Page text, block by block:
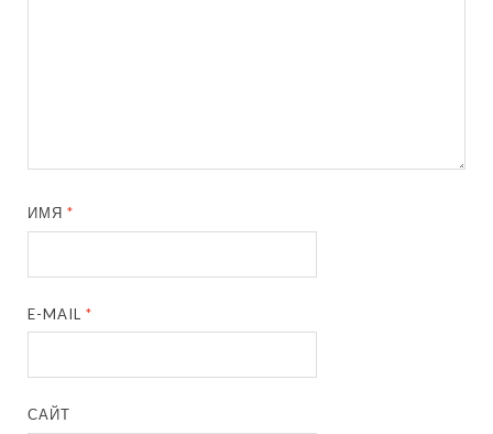
ИМЯ*
E-MAIL*
САЙТ